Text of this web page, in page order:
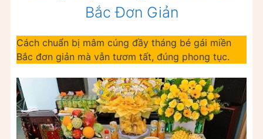
Bắc Đơn Giản
Cách chuẩn bị mâm cúng đầy tháng bé gái miền
Bắc đơn giản mà vẫn tươm tất, đúng phong tục.